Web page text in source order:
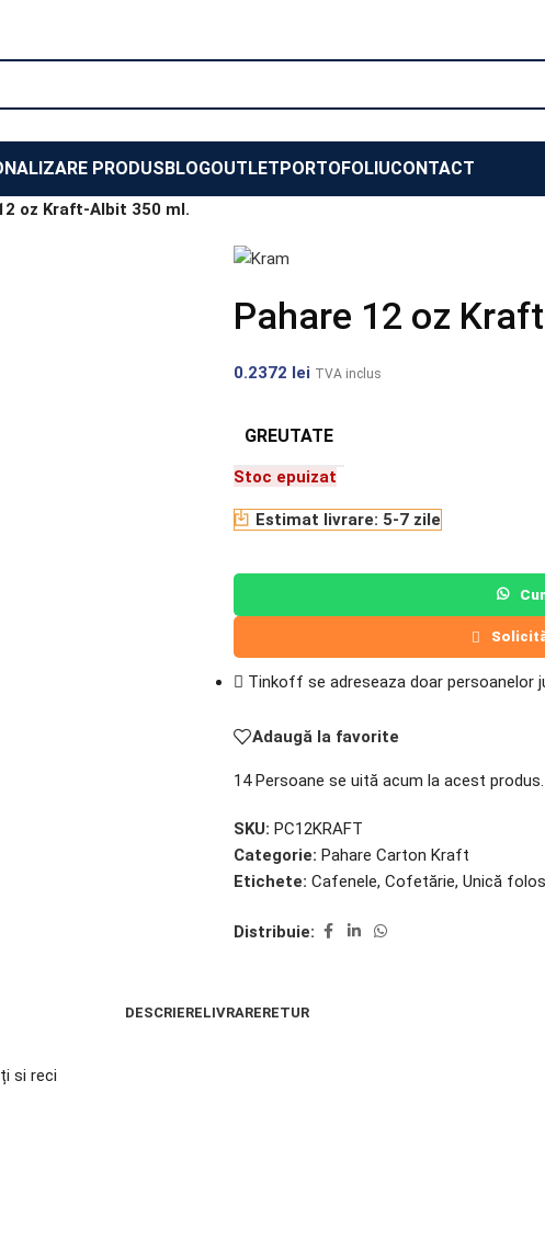
PRODUSBLOGOUTLETPORTOFOLIUCONTACT
oz Kraft-Albit 350 ml.
Pahare 12 oz
0.2372 lei TVA inclus
GREUTATE
Stoc epuizat
Estimat livrare: 5-7 zile
Tinkoff se adreseaza doar persoanelor
Adaugă la favorite
14 Persoane se uită acum la acest
SKU: PC12KRAFT
Categorie: Pahare Carton Kraft
Etichete: Cafenele, Cofetărie, Unică
Distribuie:
DESCRIERELIVRARERETUR
si reci